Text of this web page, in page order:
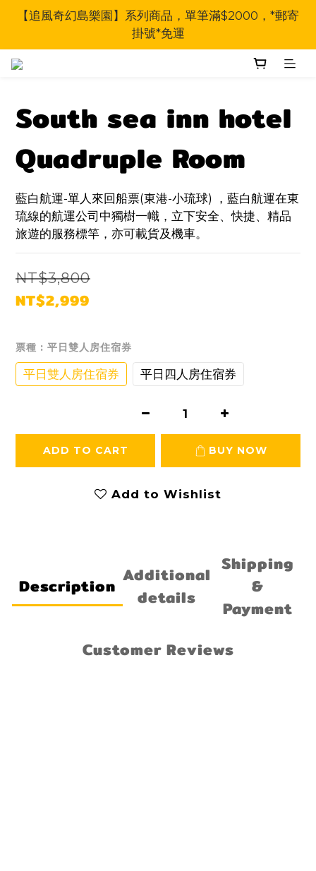
【追風奇幻島樂園】系列商品，單筆滿$2000，*郵寄
掛號*免運
South sea inn hotel
Quadruple Room
藍白航運-單人來回船票(東港-小琉球) ，藍白航運在東
琉線的航運公司中獨樹一幟，立下安全、快捷、精品
旅遊的服務標竿，亦可載貨及機車。
NT$3,800
NT$2,999
票種 : 平日雙人房住宿券
平日雙人房住宿券 平日四人房住宿券
ADD TO CART BUY NOW
Add to Wishlist
Description Additional
details
Shipping
&
Payment
Customer Reviews